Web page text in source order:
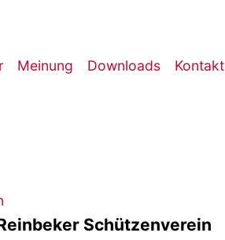
Meinung Downloads Kontakt
Schützenverein